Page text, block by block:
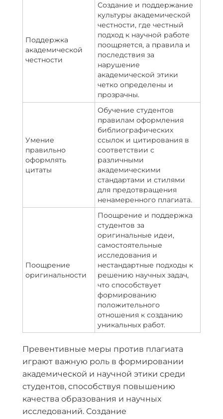
Поддержка
академической
честности
Создание и поддержание
культуры академической
честности, где честный
подход к научной работе
поощряется, а правила и
последствия за
нарушение
академической этики
четко определены и
прозрачны.
Умение
правильно
оформлять
цитаты
Обучение студентов
правилам оформления
библиографических
ссылок и цитирования в
соответствии с
различными
академическими
стандартами и стилями
для предотвращения
ненамеренного плагиата.
Поощрение
оригинальности
Поощрение и поддержка
студентов за
оригинальные идеи,
самостоятельные
исследования и
нестандартные подходы к
решению научных задач,
что способствует
формированию
положительного
отношения к созданию
уникальных работ.
Превентивные меры против плагиата
играют важную роль в формировании
академической и научной этики среди
студентов, способствуя повышению
качества образования и научных
исследований. Создание